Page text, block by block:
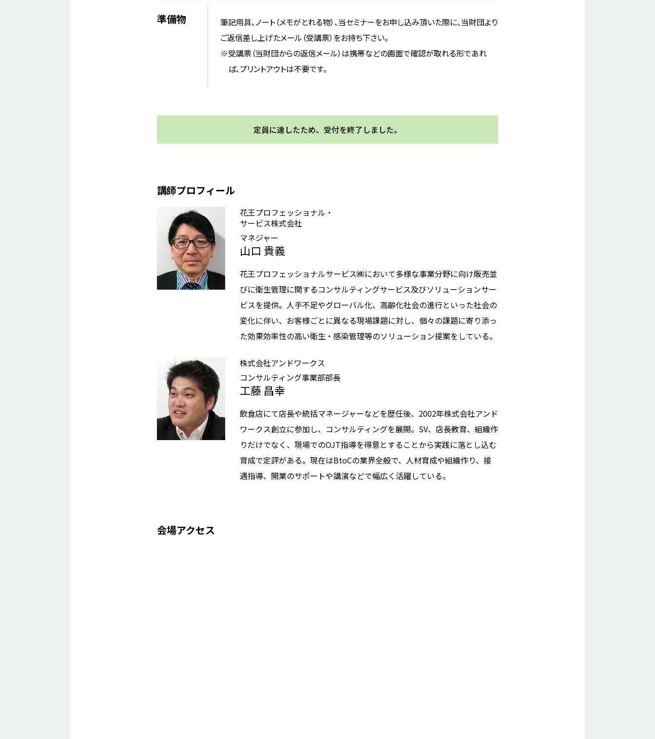
準備物
筆記用具、ノート（メモがとれる物）、当セミナーをお申し込み頂いた際に、当財団より
ご返信差し上げたメール（受講票）をお持ち下さい。
※受講票（当財団からの返信メール）は携帯などの画面で確認が取れる形であれ
ば、プリントアウトは不要です。
定員に達したため、受付を終了しました。
講師プロフィール
花王プロフェッショナル・
サービス株式会社
マネジャー
山口 貴義
花王プロフェッショナルサービス㈱において多様な事業分野に向け販売並
びに衛生管理に関するコンサルティングサービス及びソリューションサー
ビスを提供。人手不足やグローバル化、高齢化社会の進行といった社会の
変化に伴い、お客様ごとに異なる現場課題に対し、個々の課題に寄り添っ
た効果効率性の高い衛生・感染管理等のソリューション提案をしている。
株式会社アンドワークス
コンサルティング事業部部長
工藤 昌幸
飲食店にて店長や統括マネージャーなどを歴任後、2002年株式会社アンド
ワークス創立に参加し、コンサルティングを展開。SV、店長教育、組織作
りだけでなく、現場でのOJT指導を得意とすることから実践に落とし込む
育成で定評がある。現在はBtoCの業界全般で、人材育成や組織作り、接
遇指導、開業のサポートや講演などで幅広く活躍している。
会場アクセス